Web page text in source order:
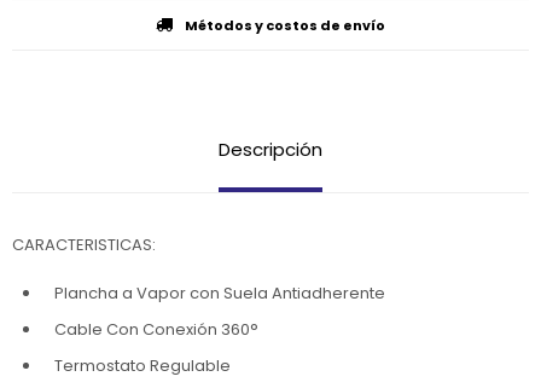
Métodos y costos de envío
Descripción
CARACTERISTICAS:
Plancha a Vapor con Suela Antiadherente
Cable Con Conexión 360°
Termostato Regulable